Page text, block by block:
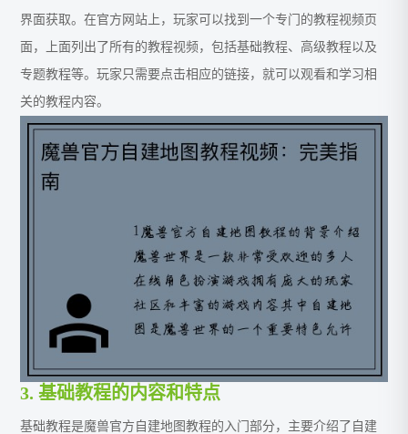
界面获取。在官方网站上，玩家可以找到一个专门的教程视频页
面，上面列出了所有的教程视频，包括基础教程、高级教程以及
专题教程等。玩家只需要点击相应的链接，就可以观看和学习相
关的教程内容。
3. 基础教程的内容和特点
基础教程是魔兽官方自建地图教程的入门部分，主要介绍了自建